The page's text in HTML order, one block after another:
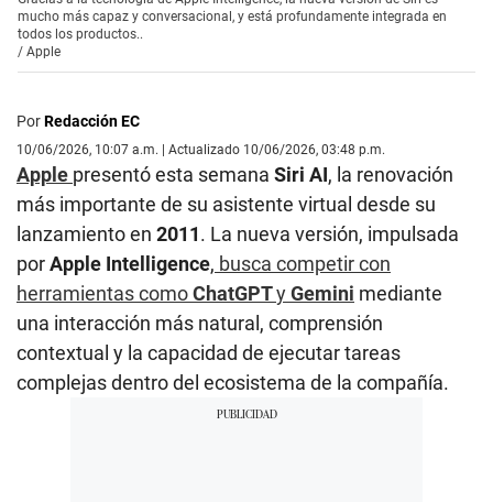
mucho más capaz y conversacional, y está profundamente integrada en
todos los productos..
/ Apple
PorRedacción EC
10/06/2026, 10:07 a.m. | Actualizado 10/06/2026, 03:48 p.m.
Apple presentó esta semana Siri AI, la renovación
más importante de su asistente virtual desde su
lanzamiento en 2011. La nueva versión, impulsada
porApple Intelligence, busca competir con
herramientas comoChatGPTyGemini mediante
una interacción más natural, comprensión
contextual y la capacidad de ejecutar tareas
complejas dentro del ecosistema de la compañía.